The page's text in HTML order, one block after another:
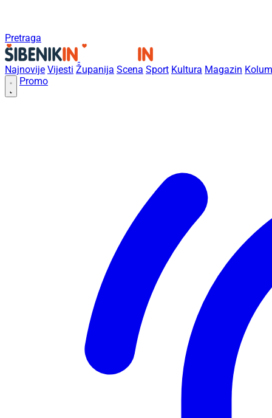
Pretraga
Najnovije Vijesti Županija Scena Sport Kultura Magazin
Promo